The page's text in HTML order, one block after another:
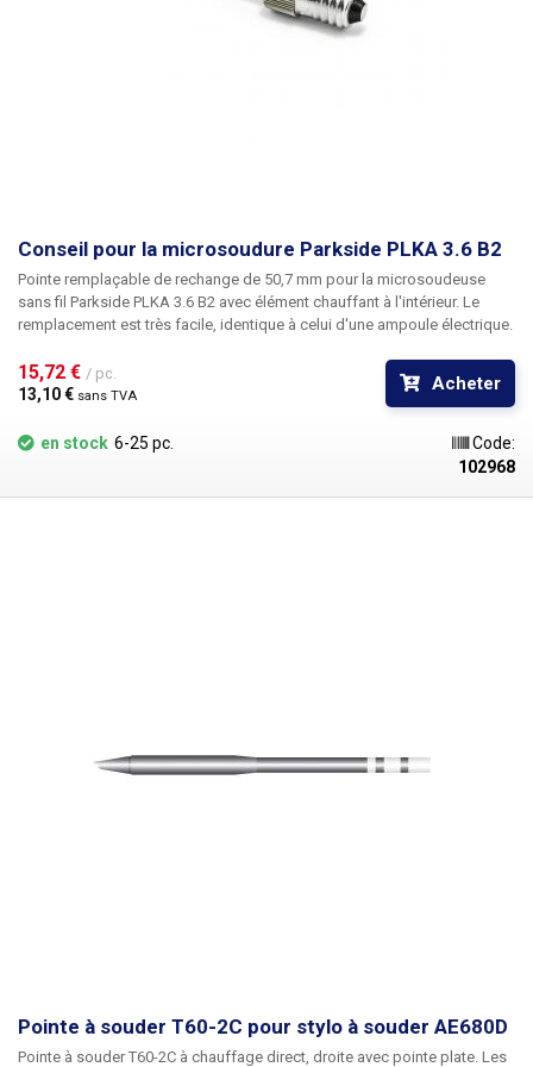
Conseil pour la microsoudure Parkside PLKA 3.6 B2
Pointe remplaçable de rechange de 50,7 mm pour la microsoudeuse
sans fil Parkside PLKA 3.6 B2 avec élément chauffant à l'intérieur. Le
remplacement est très facile, identique à celui d'une ampoule électrique.
15,72 € / pc.
13,10 € sans TVA
Acheter
en stock 6-25 pc.
Code:
102968
Pointe à souder T60-2C pour stylo à souder AE680D
Pointe à souder T60-2C à chauffage direct, droite avec pointe plate. Les